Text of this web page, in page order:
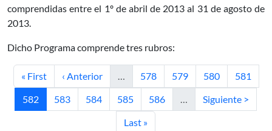
comprendidas entre el 1º de abril de 2013 al 31 de agosto de
2013.
Dicho Programa comprende tres rubros:
Primera página
« First Página anterior
‹ Anterior Página
578 Página
579 Página
580 Página
581
Página actual
582 Página
583 Página
584 Página
585 Página
586 Siguiente página
Siguiente >
Última página
Last »